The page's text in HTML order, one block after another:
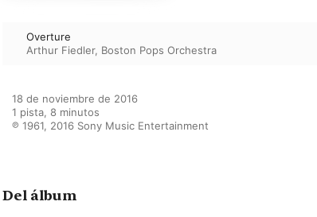
Overture
Arthur Fiedler, Boston Pops Orchestra
18 de noviembre de 2016
1 pista, 8 minutos
℗ 1961, 2016 Sony Music Entertainment
Del álbum